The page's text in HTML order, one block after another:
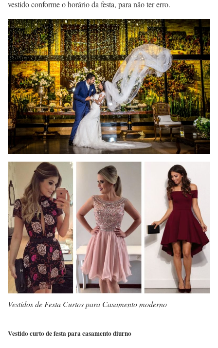
vestido conforme o horário da festa, para não ter erro.
Vestidos de Festa Curtos para Casamento moderno
Vestido curto de festa para casamento diurno